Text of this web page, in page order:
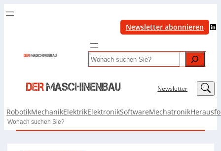
Newsletter abonnieren LinkedIn
Search
Newsletter LinkedIn
RobotikMechanikElektrikElektronikSoftwareMechatronik
Search